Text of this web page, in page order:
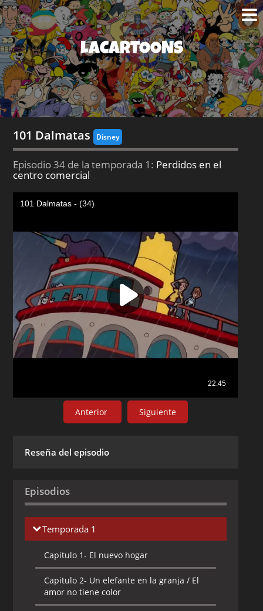
LACARTOONS
101 Dalmatas Disney
Episodio 34 de la temporada 1: Perdidos en el
centro comercial
Anterior Siguiente
Reseña del episodio
Episodios
Temporada 1
Capitulo 1- El nuevo hogar
Capitulo 2- Un elefante en la granja / El
amor no tiene color